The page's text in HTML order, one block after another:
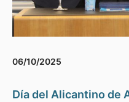
06/10/2025
Día del Alicantino de